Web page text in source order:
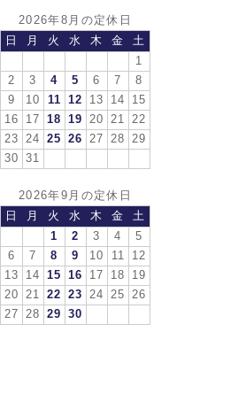
2026年8月の定休日
日
月 火 水 木 金
土
1
2
3 4 5 6 7
8
9
10 11 12 13 14
15
16
17 18 19 20 21
22
23
24 25 26 27 28
29
30
31
2026年9月の定休日
日
月 火 水 木 金
土
1
2 3 4
5
6
7 8 9 10 11
12
13
14 15 16 17 18
19
20
21 22 23 24 25
26
27
28 29 30